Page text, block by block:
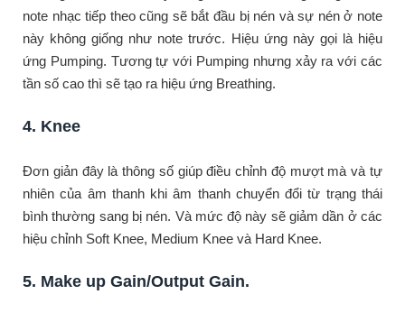
note nhạc tiếp theo cũng sẽ bắt đầu bị nén và sự nén ở note
này không giống như note trước. Hiệu ứng này gọi là hiệu
ứng Pumping. Tương tự với Pumping nhưng xảy ra với các
tần số cao thì sẽ tạo ra hiệu ứng Breathing.
4. Knee
Đơn giản đây là thông số giúp điều chỉnh độ mượt mà và tự
nhiên của âm thanh khi âm thanh chuyển đổi từ trạng thái
bình thường sang bị nén. Và mức độ này sẽ giảm dần ở các
hiệu chỉnh Soft Knee, Medium Knee và Hard Knee.
5. Make up Gain/Output Gain.